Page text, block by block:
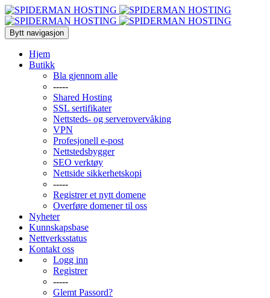
Bytt navigasjon
Hjem
Butikk
Bla gjennom alle
-----
Shared Hosting
SSL sertifikater
Nettsteds- og serverovervåking
VPN
Profesjonell e-post
Nettstedsbygger
SEO verktøy
Nettside sikkerhetskopi
-----
Registrer et nytt domene
Overføre domener til oss
Nyheter
Kunnskapsbase
Nettverksstatus
Kontakt oss
Logg inn
Registrer
-----
Glemt Passord?